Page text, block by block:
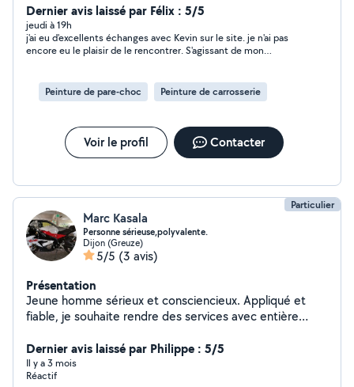
phare peinture complète voiture /moto / scooter etc .
PS : si je ne réponds pas a toute les demandes , c'est
que je ne peux plus répondre .. je ne prend pas
l'abonnement premium .
Dernier avis laissé par Félix : 5/5
jeudi à 19h
j'ai eu d'excellents échanges avec Kevin sur le site. je n'ai pas
encore eu le plaisir de le rencontrer. S'agissant de mon
arrangeant, ceci est donc rassurant pour moi et mon projet.je
dois rencontrer Kevin fin septembre pour clôturer la prestation
Peinture de pare-choc Peinture de carrosserie
Voir le profil Contacter
Particulier
Marc Kasala
Personne sérieuse,polyvalente.
Dijon (Greuze)
5/5 (3 avis)
Présentation
Jeune homme sérieux et consciencieux. Appliqué et
fiable, je souhaite rendre des services avec entière
Dernier avis laissé par Philippe : 5/5
Il y a 3 mois
Réactif